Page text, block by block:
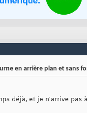
en arrière plan et sans
déjà, et je n'arrive pas